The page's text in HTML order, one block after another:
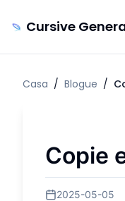
Cursive
Casa / Blogue /
Copie
2025-05-05